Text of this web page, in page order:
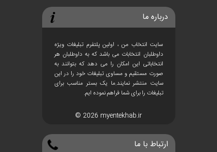
درباره ما
سایت انتخاب من ، اولین پلتفرم تبلیغات ویژه
داوطلبان انتخابات می باشد که به داوطلبان هر
انتخاباتی این امکان را می دهد که بتوانند به
صورت مستقیم و مساوی تبلیغات خود را در این
سایت منتشر نمایند.ما یک بستر مناسب برای
تبلیغات را برای شما فراهم نموده ایم.
© 2026 myentekhab.ir
ارتباط با ما